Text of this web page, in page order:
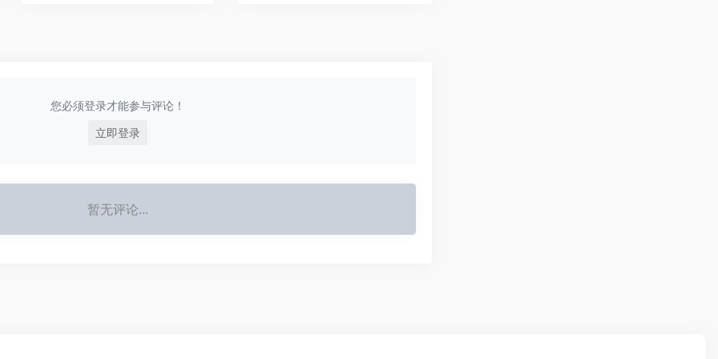
您必须登录才能参与评论！
立即登录
暂无评论...